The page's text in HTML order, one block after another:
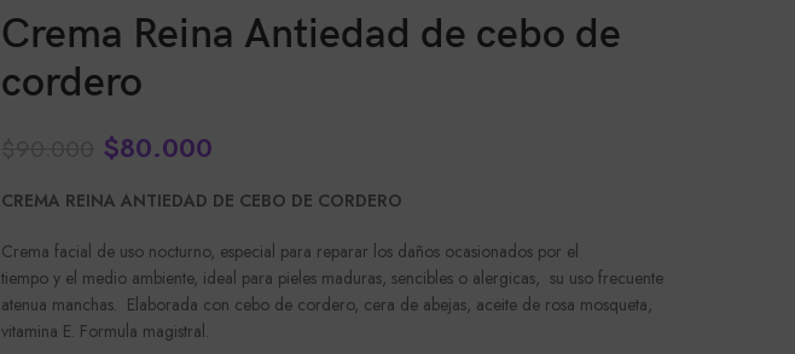
Crema Reina Antiedad de cebo de
cordero
$80.000
CREMA REINA ANTIEDAD DE CEBO DE CORDERO
Crema facial de uso nocturno, especial para reparar los daños ocasionados por el
tiempo y el medio ambiente, ideal para pieles maduras, sencibles o alergicas, su uso frecuente
atenua manchas. Elaborada con cebo de cordero, cera de abejas, aceite de rosa mosqueta,
vitamina E. Formula magistral.